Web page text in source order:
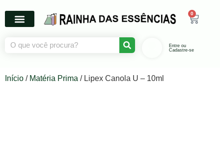
0
Entre ou
Cadastre-se
Início / Matéria Prima / Lipex Canola U – 10ml